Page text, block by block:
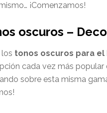
¡Comenzamos!
oscuros –
tonos oscuros para el
cada vez más popular
sobre esta misma